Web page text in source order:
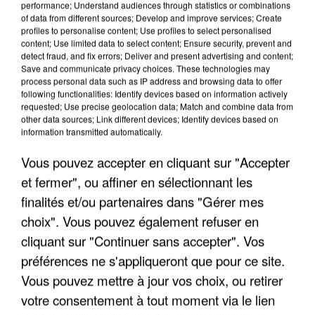
APRÈS TOUTES CES CANICULES, LES REFUGES
DE FAUNE SAUVAGE SONT...
performance; Understand audiences through statistics or combinations
of data from different sources; Develop and improve services; Create
profiles to personalise content; Use profiles to select personalised
content; Use limited data to select content; Ensure security, prevent and
detect fraud, and fix errors; Deliver and present advertising and content;
Save and communicate privacy choices. These technologies may
process personal data such as IP address and browsing data to offer
following functionalities: Identify devices based on information actively
requested; Use precise geolocation data; Match and combine data from
other data sources; Link different devices; Identify devices based on
information transmitted automatically.
Vous pouvez accepter en cliquant sur "Accepter
et fermer", ou affiner en sélectionnant les
finalités et/ou partenaires dans "Gérer mes
choix". Vous pouvez également refuser en
cliquant sur "Continuer sans accepter". Vos
préférences ne s'appliqueront que pour ce site.
Vous pouvez mettre à jour vos choix, ou retirer
votre consentement à tout moment via le lien